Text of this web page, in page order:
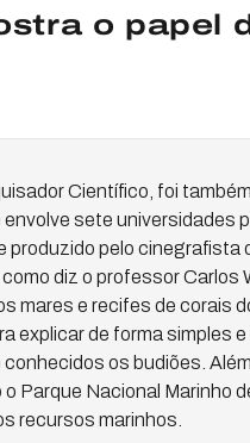
o papel
Científico, foi
sete universidades
produzido pelo cinegrafista
diz o professor Carlos
mares e recifes de corais
explicar de forma simples
os budiões.
Parque Nacional Marinho
recursos marinhos.